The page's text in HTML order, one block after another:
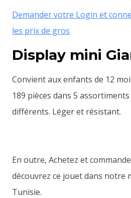
Demander votre Login et
les prix de gros
Display mini
Convient aux enfants de 12
189 pièces dans 5
différents. Léger et résistant.
En outre, Achetez et
découvrez ce jouet dans notre
Tunisie.